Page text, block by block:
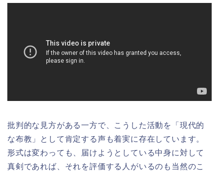
批判的な見方がある一方で、こうした活動を「現代的
な布教」として肯定する声も着実に存在しています。
形式は変わっても、届けようとしている中身に対して
真剣であれば、それを評価する人がいるのも当然のこ